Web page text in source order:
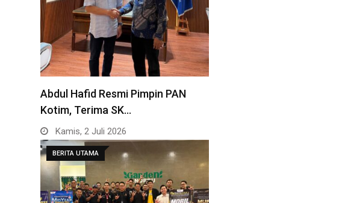
Abdul Hafid Resmi Pimpin PAN
Kotim, Terima SK…
Kamis, 2 Juli 2026
BERITA UTAMA